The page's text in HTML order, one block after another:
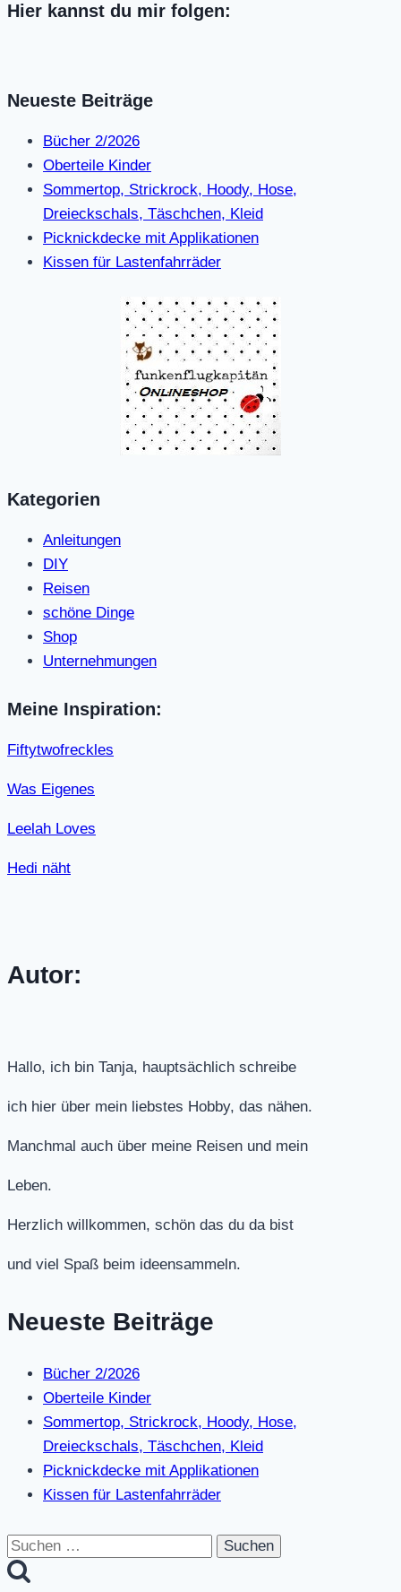
Hier kannst du mir folgen:
Neueste Beiträge
Bücher 2/2026
Oberteile Kinder
Sommertop, Strickrock, Hoody, Hose,
Dreieckschals, Täschchen, Kleid
Picknickdecke mit Applikationen
Kissen für Lastenfahrräder
Kategorien
Anleitungen
DIY
Reisen
schöne Dinge
Shop
Unternehmungen
Meine Inspiration:
Fiftytwofreckles
Was Eigenes
Leelah Loves
Hedi näht
Autor:
Hallo, ich bin Tanja, hauptsächlich schreibe
ich hier über mein liebstes Hobby, das nähen.
Manchmal auch über meine Reisen und mein
Leben.
Herzlich willkommen, schön das du da bist
und viel Spaß beim ideensammeln.
Neueste Beiträge
Bücher 2/2026
Oberteile Kinder
Sommertop, Strickrock, Hoody, Hose,
Dreieckschals, Täschchen, Kleid
Picknickdecke mit Applikationen
Kissen für Lastenfahrräder
Suchen
nach: